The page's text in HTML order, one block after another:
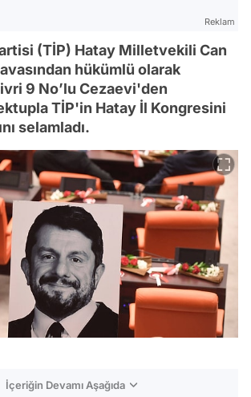
Reklam
(TİP) Hatay Milletvekili Can
hükümlü olarak
9 No’lu Cezaevi'den
TİP'in Hatay İl Kongresini
selamladı.
İçeriğin Devamı Aşağıda